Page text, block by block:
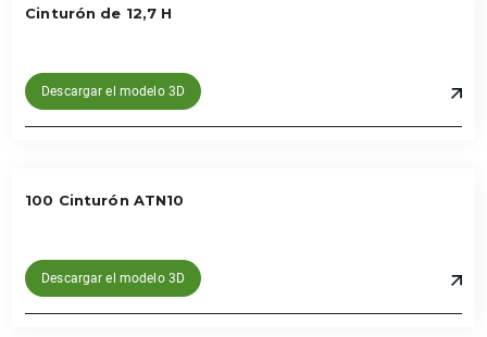
Cinturón de 12,7 H
Descargar el modelo 3D
100 Cinturón ATN10
Descargar el modelo 3D